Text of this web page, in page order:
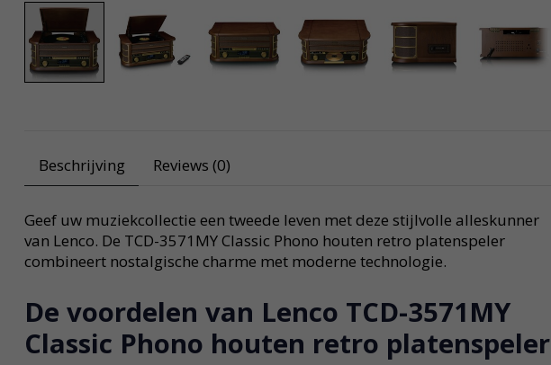
Beschrijving Reviews (0)
Geef uw muziekcollectie een tweede leven met deze stijlvolle alleskunner
van Lenco. De TCD-3571MY Classic Phono houten retro platenspeler
combineert nostalgische charme met moderne technologie.
De voordelen van Lenco TCD-3571MY
Classic Phono houten retro platenspeler